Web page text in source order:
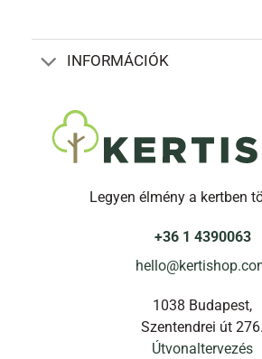
INFORMÁCIÓK
Legyen élmény a kertben
+36 1 4390063
1038 Budapest,
Szentendrei út 276.
Útvonaltervezés